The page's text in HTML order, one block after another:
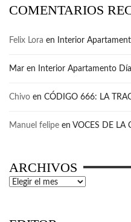
COMENTARIOS
Felix Lora en Interior
Mar en Interior Apartamento
Chivo en CÓDIGO 666: LA
Manuel felipe en VOCES DE LA
ARCHIVOS
Archivos